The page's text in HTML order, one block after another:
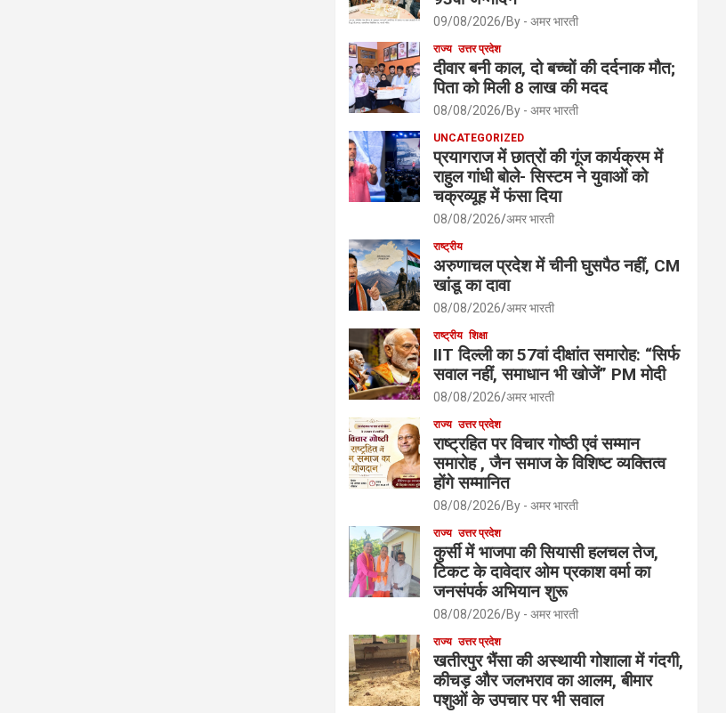
09/08/2026 By - अमर भारती
राज्य उत्तर प्रदेश
दीवार बनी काल, दो बच्चों की दर्दनाक मौत;
पिता को मिली 8 लाख की मदद
08/08/2026 By - अमर भारती
UNCATEGORIZED
प्रयागराज में छात्रों की गूंज कार्यक्रम में
राहुल गांधी बोले- सिस्टम ने युवाओं को
चक्रव्यूह में फंसा दिया
08/08/2026 अमर भारती
राष्ट्रीय
अरुणाचल प्रदेश में चीनी घुसपैठ नहीं, CM
खांडू का दावा
08/08/2026 अमर भारती
राष्ट्रीय शिक्षा
IIT दिल्ली का 57वां दीक्षांत समारोह: “सिर्फ
सवाल नहीं, समाधान भी खोजें” PM मोदी
08/08/2026 अमर भारती
राज्य उत्तर प्रदेश
राष्ट्रहित पर विचार गोष्ठी एवं सम्मान
समारोह , जैन समाज के विशिष्ट व्यक्तित्व
होंगे सम्मानित
08/08/2026 By - अमर भारती
राज्य उत्तर प्रदेश
कुर्सी में भाजपा की सियासी हलचल तेज,
टिकट के दावेदार ओम प्रकाश वर्मा का
जनसंपर्क अभियान शुरू
08/08/2026 By - अमर भारती
राज्य उत्तर प्रदेश
खतीरपुर भैंसा की अस्थायी गोशाला में गंदगी,
कीचड़ और जलभराव का आलम, बीमार
पशुओं के उपचार पर भी सवाल